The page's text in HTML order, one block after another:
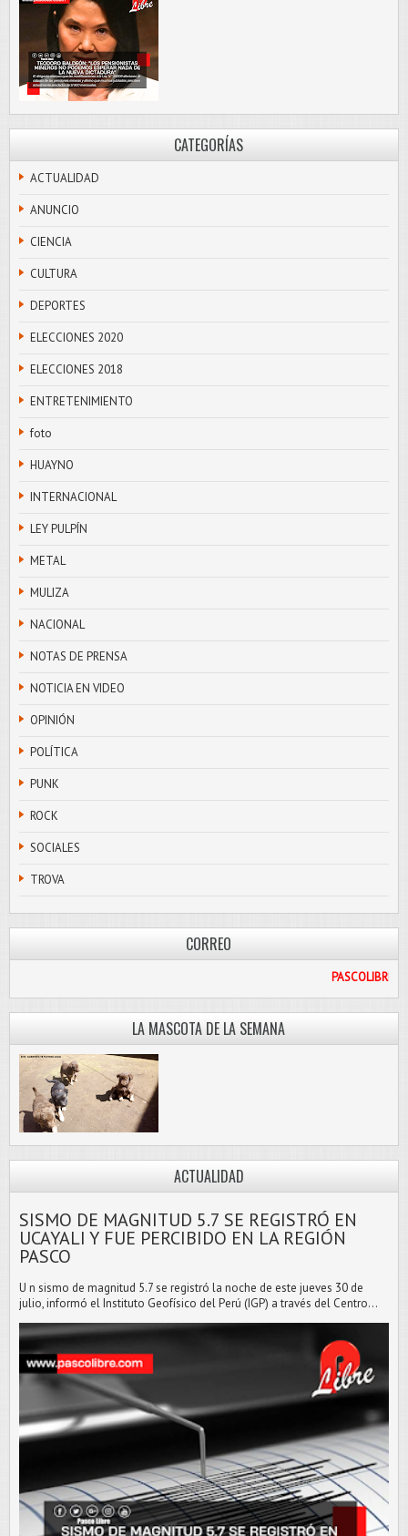
CATEGORÍAS
ACTUALIDAD
ANUNCIO
CIENCIA
CULTURA
DEPORTES
ELECCIONES 2020
ELECCIONES 2018
ENTRETENIMIENTO
foto
HUAYNO
INTERNACIONAL
LEY PULPÍN
METAL
MULIZA
NACIONAL
NOTAS DE PRENSA
NOTICIA EN VIDEO
OPINIÓN
POLÍTICA
PUNK
ROCK
SOCIALES
TROVA
CORREO
LA MASCOTA DE LA SEMANA
ACTUALIDAD
SISMO DE MAGNITUD 5.7 SE REGISTRÓ EN
UCAYALI Y FUE PERCIBIDO EN LA REGIÓN
PASCO
U n sismo de magnitud 5.7 se registró la noche de este jueves 30 de
julio, informó el Instituto Geofísico del Perú (IGP) a través del Centro...